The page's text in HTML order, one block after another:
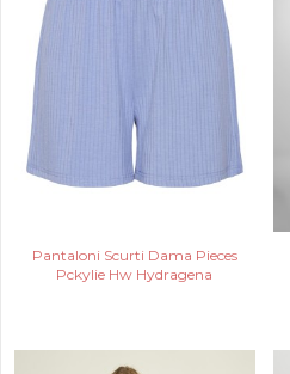
Pantaloni Scurti Dama Pieces
Pckylie Hw Hydragena